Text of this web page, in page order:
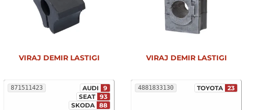
871511423 AUDI
9
SEAT 93
SKODA 88
VIRAJ DEMIR LASTIGI
4881833130 TOYOTA 23
VIRAJ DEMIR LASTIGI